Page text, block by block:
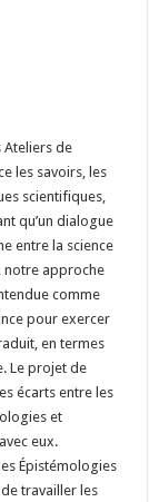
Ateliers de
les savoirs, les
scientifiques,
qu’un dialogue
entre la science
notre approche
comme
pour exercer
en termes
Le projet de
écarts entre les
et
eux.
Épistémologies
travailler les